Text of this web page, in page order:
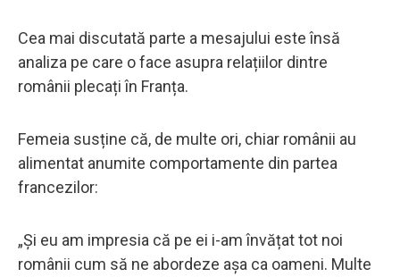
Cea mai discutată parte a mesajului este însă
analiza pe care o face asupra relațiilor dintre
românii plecați în Franța.
Femeia susține că, de multe ori, chiar românii au
alimentat anumite comportamente din partea
francezilor:
„Și eu am impresia că pe ei i-am învățat tot noi
românii cum să ne abordeze așa ca oameni. Multe